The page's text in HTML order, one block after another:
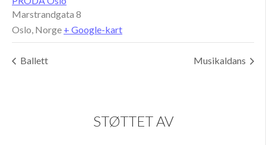
Marstrandgata 8
Oslo Norge + Google-kart
Ballett Musikaldans
STØTTET AV